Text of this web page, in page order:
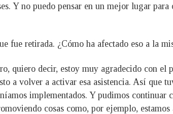
Y no puedo pensar en un mejor lugar
fue retirada. ¿Cómo ha afectado eso a la
quiero decir, estoy muy agradecido con el
a volver a activar esa asistencia. Así que
implementados. Y pudimos continuar
cosas como, por ejemplo, estamos